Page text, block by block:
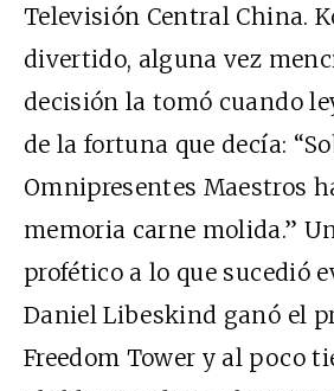
Televisión Central China.
divertido, alguna vez
decisión la tomó cuando
de la fortuna que decía:
Omnipresentes Maestros
memoria carne molida.”
profético a lo que sucedió
Daniel Libeskind ganó el
Freedom Tower y al poco